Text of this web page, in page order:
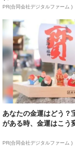
PR(合同会社デジタルファーム )
あなたの金運はどう？
がある時、金運はこう
PR(合同会社デジタルファーム )